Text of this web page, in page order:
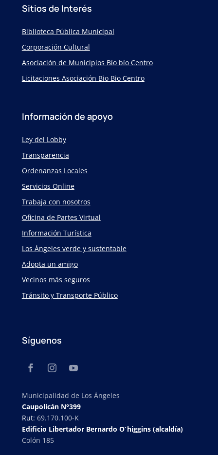
Sitios de Interés
Biblioteca Pública Municipal
Corporación Cultural
Asociación de Municipios Bío bío Centro
Licitaciones Asociación Bio Bio Centro
Información de apoyo
Ley del Lobby
Transparencia
Ordenanzas Locales
Servicios Online
Trabaja con nosotros
Oficina de Partes Virtual
Información Turística
Los Ángeles verde y sustentable
Adopta un amigo
Vecinos más seguros
Tránsito y Transporte Público
Síguenos
Municipalidad de Los Ángeles
Caupolicán N°399
Rut: 69.170.100-K
Edificio Libertador Bernardo O´higgins (alcaldía)
Colón 185